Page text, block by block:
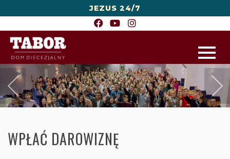
JEZUS 24/7
WPŁAĆ DAROWIZNĘ